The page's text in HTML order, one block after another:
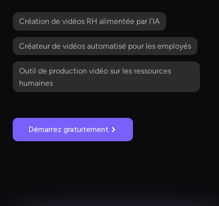
Création de vidéos RH alimentée par l'IA
Créateur de vidéos automatisé pour les employés
Outil de production vidéo sur les ressources
humaines
Démarrez gratuitement